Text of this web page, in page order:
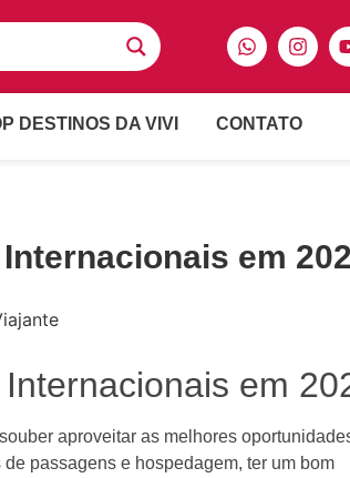
DESTINOS DA VIVI CONTATO
em
em
aproveitar as melhores
passagens e hospedagem, ter um bom